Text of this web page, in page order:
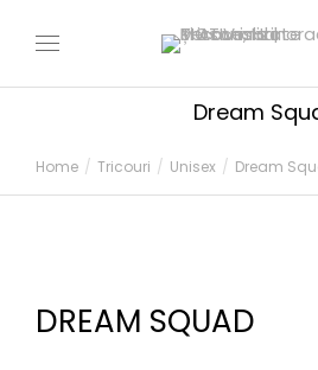
You are here:
Home Tricouri Unisex Dream
Dream
DREAM SQUAD